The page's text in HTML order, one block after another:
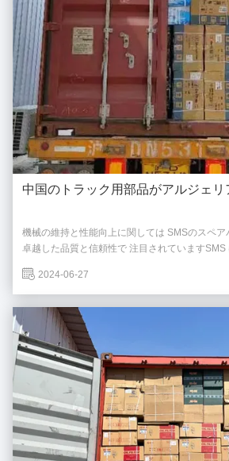
中国のトラック用部品がアルジェリ
機械の維持と性能向上に関しては SMSのスペア
卓越した品質と信頼性で 注目されていますSMS
2024-06-27